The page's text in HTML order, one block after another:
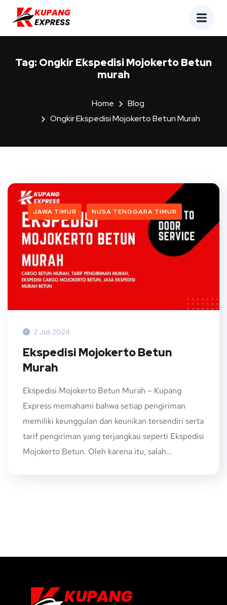
Tag: Ongkir Ekspedisi Mojokerto Betun
murah
Home
Blog
Ongkir Ekspedisi Mojokerto Betun Murah
JAWA TIMUR NUSA TENGGARA TIMUR
2 Juli 2024
Ekspedisi Mojokerto Betun
Murah
Ekspedisi Mojokerto Betun Murah – Kupang
Express memahami bahwa setiap pengiriman
memiliki keunggulan dan keunikan tersendiri serta
tarif pengiriman yang terjangkau seperti Ekspedisi
Mojokerto Betun. Oleh karena itu, salah...